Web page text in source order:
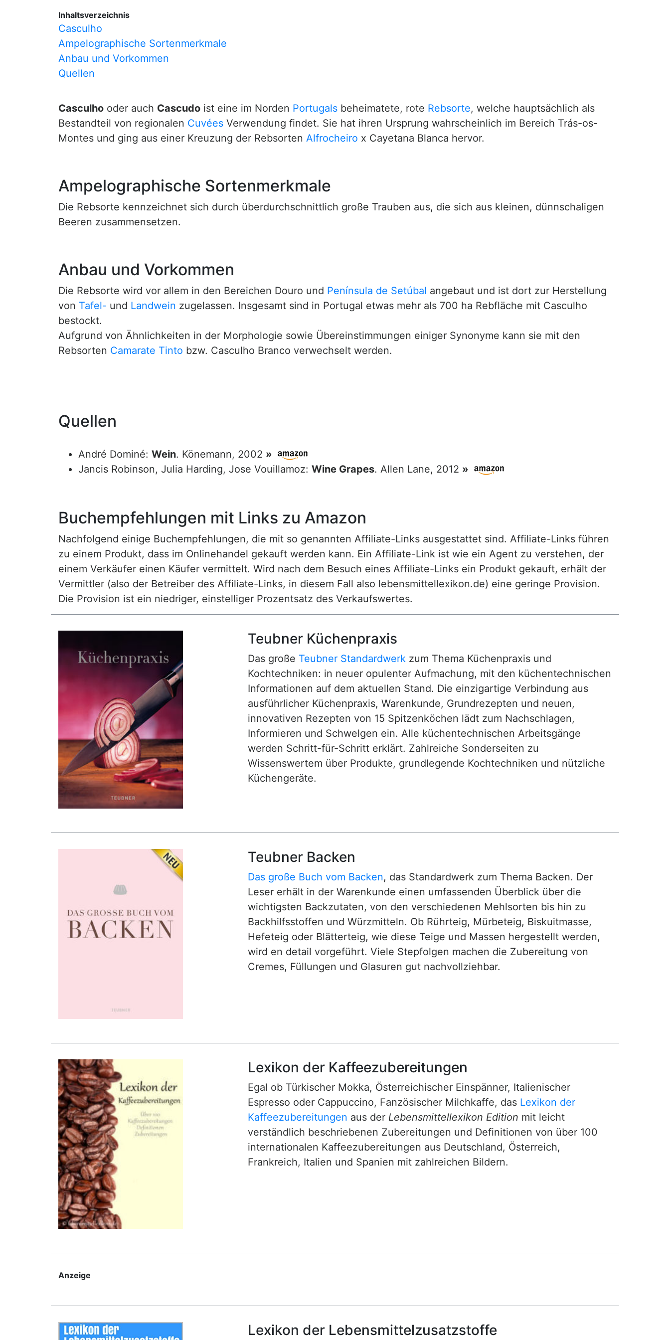
Inhaltsverzeichnis
Casculho
Ampelographische Sortenmerkmale
Anbau und Vorkommen
Quellen
Casculho oder auch Cascudo ist eine im Norden Portugals beheimatete, rote Rebsorte, welche hauptsächlich als
Bestandteil von regionalen Cuvées Verwendung findet. Sie hat ihren Ursprung wahrscheinlich im Bereich Trás-os-
Montes und ging aus einer Kreuzung der Rebsorten Alfrocheiro x Cayetana Blanca hervor.
Ampelographische Sortenmerkmale
Die Rebsorte kennzeichnet sich durch überdurchschnittlich große Trauben aus, die sich aus kleinen, dünnschaligen
Beeren zusammensetzen.
Anbau und Vorkommen
Die Rebsorte wird vor allem in den Bereichen Douro und Península de Setúbal angebaut und ist dort zur Herstellung
von Tafel- und Landwein zugelassen. Insgesamt sind in Portugal etwas mehr als 700 ha Rebfläche mit Casculho
bestockt.
Aufgrund von Ähnlichkeiten in der Morphologie sowie Übereinstimmungen einiger Synonyme kann sie mit den
Rebsorten Camarate Tinto bzw. Casculho Branco verwechselt werden.
Quellen
André Dominé: Wein. Könemann, 2002 »
Jancis Robinson, Julia Harding, Jose Vouillamoz: Wine Grapes. Allen Lane, 2012 »
Buchempfehlungen mit Links zu Amazon
Nachfolgend einige Buchempfehlungen, die mit so genannten Affiliate-Links ausgestattet sind. Affiliate-Links führen
zu einem Produkt, dass im Onlinehandel gekauft werden kann. Ein Affiliate-Link ist wie ein Agent zu verstehen, der
einem Verkäufer einen Käufer vermittelt. Wird nach dem Besuch eines Affiliate-Links ein Produkt gekauft, erhält der
Vermittler (also der Betreiber des Affiliate-Links, in diesem Fall also lebensmittellexikon.de) eine geringe Provision.
Die Provision ist ein niedriger, einstelliger Prozentsatz des Verkaufswertes.
Teubner Küchenpraxis
Das große Teubner Standardwerk zum Thema Küchenpraxis und
Kochtechniken: in neuer opulenter Aufmachung, mit den küchentechnischen
Informationen auf dem aktuellen Stand. Die einzigartige Verbindung aus
ausführlicher Küchenpraxis, Warenkunde, Grundrezepten und neuen,
innovativen Rezepten von 15 Spitzenköchen lädt zum Nachschlagen,
Informieren und Schwelgen ein. Alle küchentechnischen Arbeitsgänge
werden Schritt-für-Schritt erklärt. Zahlreiche Sonderseiten zu
Wissenswertem über Produkte, grundlegende Kochtechniken und nützliche
Küchengeräte.
Teubner Backen
Das große Buch vom Backen, das Standardwerk zum Thema Backen. Der
Leser erhält in der Warenkunde einen umfassenden Überblick über die
wichtigsten Backzutaten, von den verschiedenen Mehlsorten bis hin zu
Backhilfsstoffen und Würzmitteln. Ob Rührteig, Mürbeteig, Biskuitmasse,
Hefeteig oder Blätterteig, wie diese Teige und Massen hergestellt werden,
wird en detail vorgeführt. Viele Stepfolgen machen die Zubereitung von
Cremes, Füllungen und Glasuren gut nachvollziehbar.
Lexikon der Kaffeezubereitungen
Egal ob Türkischer Mokka, Österreichischer Einspänner, Italienischer
Espresso oder Cappuccino, Fanzösischer Milchkaffe, das Lexikon der
Kaffeezubereitungen aus der Lebensmittellexikon Edition mit leicht
verständlich beschriebenen Zubereitungen und Definitionen von über 100
internationalen Kaffeezubereitungen aus Deutschland, Österreich,
Frankreich, Italien und Spanien mit zahlreichen Bildern.
Anzeige
Lexikon der Lebensmittelzusatzstoffe